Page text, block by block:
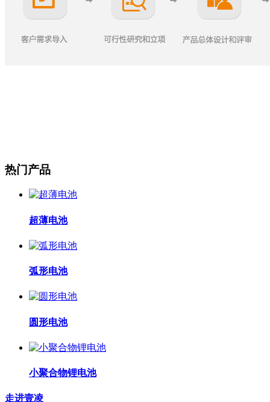
热门产品
超薄电池
弧形电池
圆形电池
小聚合物锂电池
走进壹凌